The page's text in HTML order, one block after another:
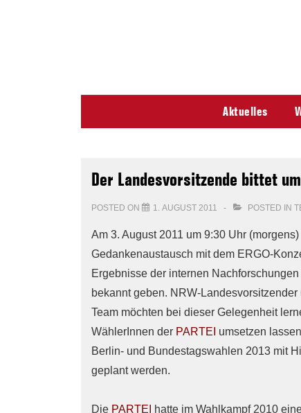
Aktuelles
Der Landesvorsitzende bittet
POSTED ON 1. AUGUST 2011 POSTED IN
Am 3. August 2011 um 9:30 Uhr
Gedankenaustausch mit dem ERGO-
Ergebnisse der internen
bekannt geben. NRW-
Team möchten bei dieser Gelegenheit
WählerInnen der PARTEI umsetzen
Berlin- und Bundestagswahlen 2013 mit
geplant werden.
Die PARTEI
hatte im Wahlkampf 2010